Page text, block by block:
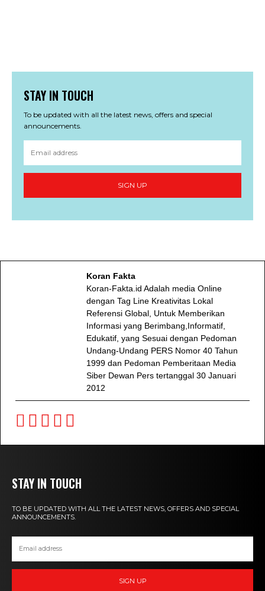
STAY IN TOUCH
To be updated with all the latest news, offers and special
announcements.
SIGN UP
Koran Fakta
Koran-Fakta.id Adalah media Online
dengan Tag Line Kreativitas Lokal
Referensi Global, Untuk Memberikan
Informasi yang Berimbang,Informatif,
Edukatif, yang Sesuai dengan Pedoman
Undang-Undang PERS Nomor 40 Tahun
1999 dan Pedoman Pemberitaan Media
Siber Dewan Pers tertanggal 30 Januari
2012
STAY IN TOUCH
TO BE UPDATED WITH ALL THE LATEST NEWS, OFFERS AND SPECIAL
ANNOUNCEMENTS.
SIGN UP